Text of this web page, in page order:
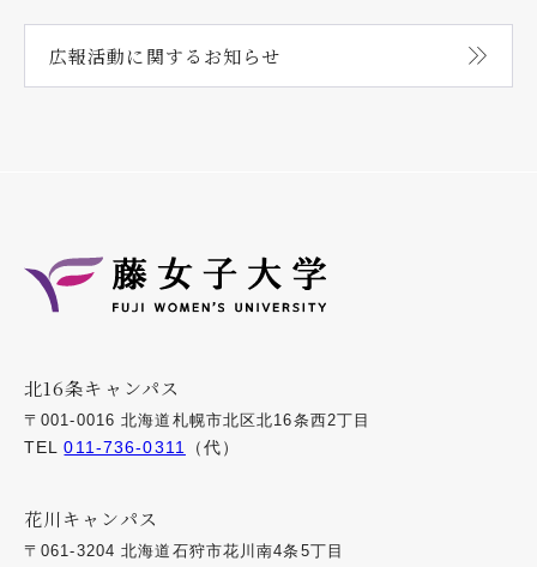
広報活動に関する お知らせ
北16条キャンパス
〒001-0016 北海道札幌市北区北16条西2丁目
TEL011-736-0311 （代）
花川キャンパス
〒061-3204 北海道石狩市花川南4条5丁目